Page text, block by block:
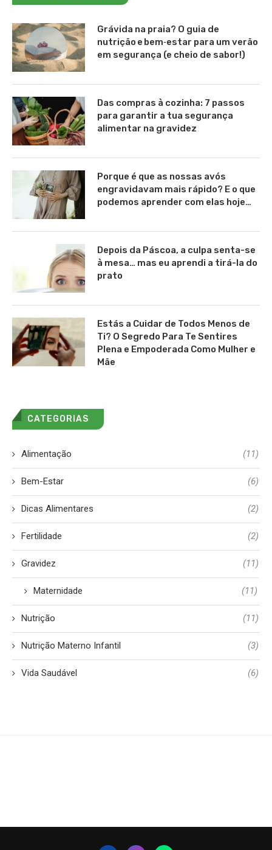
Grávida na praia? O guia de
nutrição e bem‑estar para um verão
em segurança (e cheio de sabor!)
Das compras à cozinha: 7 passos
para garantir a tua segurança
alimentar na gravidez
Porque é que as nossas avós
engravidavam mais rápido? E o que
podemos aprender com elas hoje…
Depois da Páscoa, a culpa senta-se
à mesa… mas eu aprendi a tirá-la do
prato
Estás a Cuidar de Todos Menos de
Ti? O Segredo Para Te Sentires
Plena e Empoderada Como Mulher e
Mãe
CATEGORIAS
Alimentação (11)
Bem-Estar (6)
Dicas Alimentares (2)
Fertilidade (2)
Gravidez (11)
Maternidade (11)
Nutrição (11)
Nutrição Materno Infantil (3)
Vida Saudável (6)